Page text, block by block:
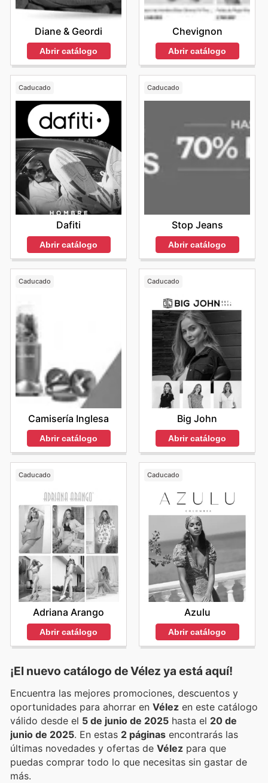
Diane & Geordi
Abrir catálogo
Chevignon
Abrir catálogo
Caducado
Dafiti
Abrir catálogo
Caducado
Stop Jeans
Abrir catálogo
Caducado
Camisería Inglesa
Abrir catálogo
Caducado
Big John
Abrir catálogo
Caducado
Adriana Arango
Abrir catálogo
Caducado
Azulu
Abrir catálogo
¡El nuevo catálogo deVélez ya está aquí!
Encuentra las mejores promociones, descuentos y
oportunidades para ahorrar en Vélez en este catálogo
válido desde el 5 de junio de 2025 hasta el 20 de
junio de 2025 . En estas 2 páginas encontrarás las
últimas novedades y ofertas de Vélez para que
puedas comprar todo lo que necesitas sin gastar de
más.